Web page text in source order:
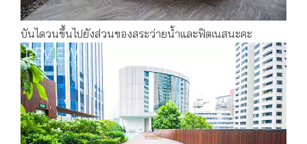
บันไดวนขึ้นไปยังส่วนของสระว่ายน้ำและฟิตเนสนะคะ